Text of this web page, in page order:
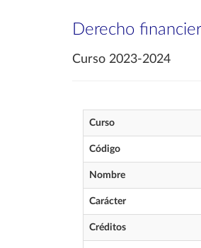
Derecho
Curso 2023-2024
Curso
Código
Nombre
Carácter
Créditos